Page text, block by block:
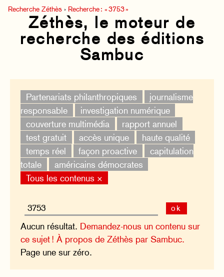
Recherche Zéthès › Recherche : « 3753 »
Zéthès, le moteur de
recherche des éditions
Sambuc
Partenariats philanthropiques
journalisme
responsable
investigation numérique
couverture multimédia
rapport annuel
test gratuit
accès unique
haute qualité
temps réel
façon proactive
capitulation
totale
américains démocrates
Tous les contenus ×
ok
Aucun résultat. Demandez-nous un contenu sur
ce sujet ! À propos de Zéthès par Sambuc.
Page une sur zéro.